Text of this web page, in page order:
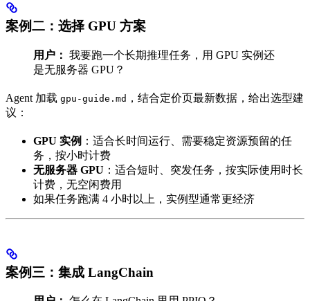
案例二：选择 GPU 方案
用户： 我要跑一个长期推理任务，用 GPU 实例还
是无服务器 GPU？
Agent 加载 gpu-guide.md ，结合定价页最新数据，给出选型建
议：
GPU 实例 ：适合长时间运行、需要稳定资源预留的任
务，按小时计费
无服务器 GPU ：适合短时、突发任务，按实际使用时长
计费，无空闲费用
如果任务跑满 4 小时以上，实例型通常更经济
案例三：集成 LangChain